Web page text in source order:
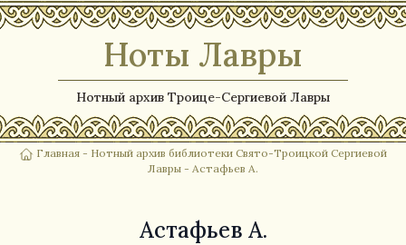
Ноты Лавры
Нотный архив Троице-Сергиевой Лавры
Главная - Нотный архив библиотеки Свято-Троицкой Сергиевой
Лавры - Астафьев А.
Астафьев А.